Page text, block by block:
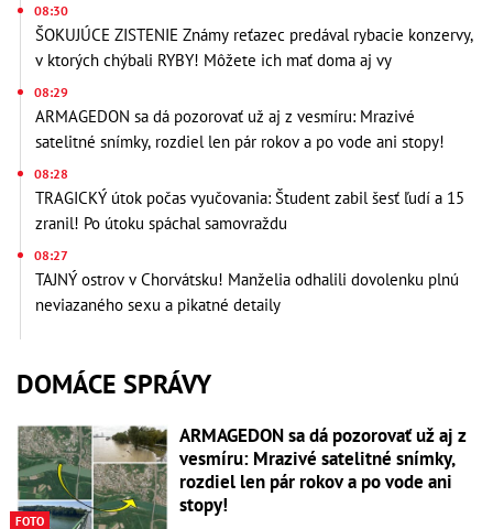
08:30
ŠOKUJÚCE ZISTENIE Známy reťazec predával rybacie konzervy,
v ktorých chýbali RYBY! Môžete ich mať doma aj vy
08:29
ARMAGEDON sa dá pozorovať už aj z vesmíru: Mrazivé
satelitné snímky, rozdiel len pár rokov a po vode ani stopy!
08:28
TRAGICKÝ útok počas vyučovania: Študent zabil šesť ľudí a 15
zranil! Po útoku spáchal samovraždu
08:27
TAJNÝ ostrov v Chorvátsku! Manželia odhalili dovolenku plnú
neviazaného sexu a pikatné detaily
DOMÁCE SPRÁVY
FOTO
ARMAGEDON sa dá pozorovať už aj z
vesmíru: Mrazivé satelitné snímky,
rozdiel len pár rokov a po vode ani
stopy!